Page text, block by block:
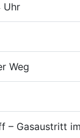
Uhr
Weg
– Gasaustritt